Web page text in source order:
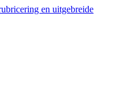
en uitgebreide